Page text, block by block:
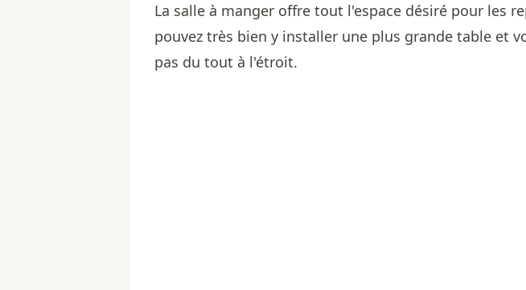
La salle à manger offre tout l'espace désiré pour les
pouvez très bien y installer une plus grande table et
pas du tout à l'étroit.